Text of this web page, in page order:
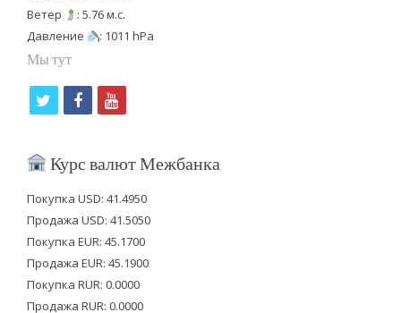
Ветер
: 5.76 м.с.
Давление
: 1011 hPa
Мы тут
i
t
e
r
f
c
b
o
o
k
y
u
u
b
e
Курс валют Межбанка
Покупка USD: 41.4950
Продажа USD: 41.5050
Покупка EUR: 45.1700
Продажа EUR: 45.1900
Покупка RUR: 0.0000
Продажа RUR: 0.0000